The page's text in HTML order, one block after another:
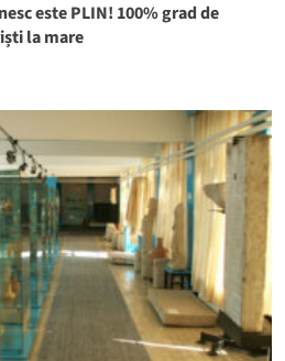
este PLIN! 100% grad de
la mare